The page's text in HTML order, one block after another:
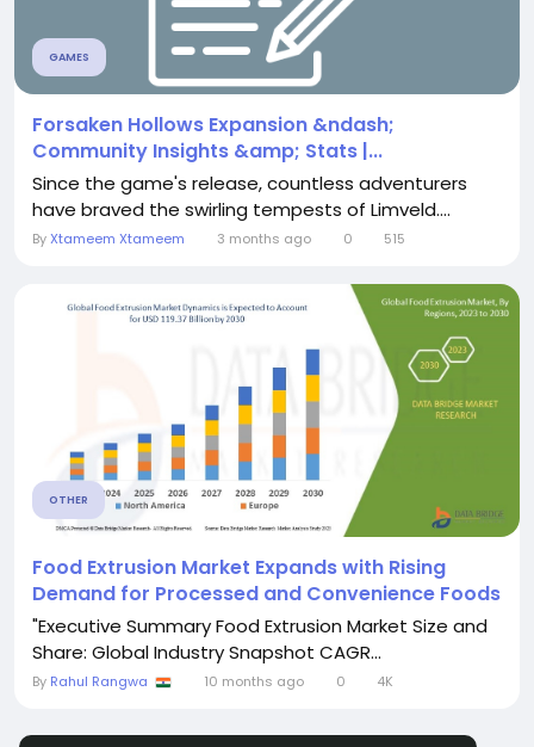
GAMES
Forsaken Hollows Expansion &ndash;
Community Insights &amp; Stats |...
Since the game's release, countless adventurers
have braved the swirling tempests of Limveld....
ByXtameem Xtameem 3 months ago 0 515
OTHER
Food Extrusion Market Expands with Rising
Demand for Processed and Convenience Foods
"Executive Summary Food Extrusion Market Size and
Share: Global Industry Snapshot CAGR...
By Rahul Rangwa 10 months ago 0 4K